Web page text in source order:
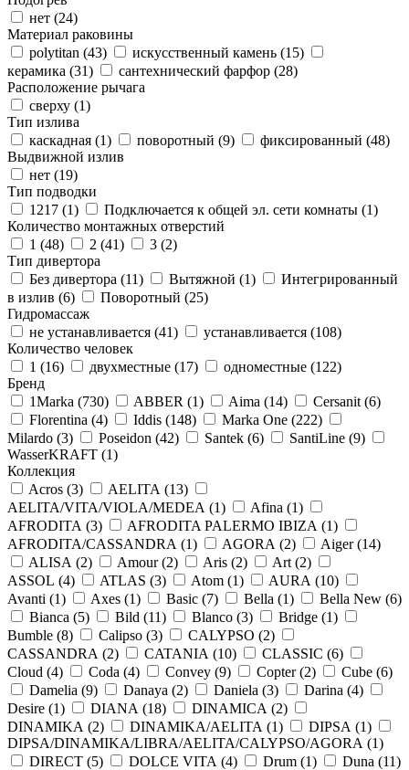
нет (24)
Материал раковины
polytitan (43) искусственный камень (15)
керамика (31) сантехнический фарфор (28)
Расположение рычага
сверху (1)
Тип излива
каскадная (1) поворотный (9) фиксированный (48)
Выдвижной излив
нет (19)
Тип подводки
1217 (1) Подключается к общей эл. сети комнаты (1)
Количество монтажных отверстий
1 (48) 2 (41) 3 (2)
Тип дивертора
Без дивертора (11) Вытяжной (1)
Интегрированный
в излив (6) Поворотный (25)
Гидромассаж
не устанавливается (41) устанавливается (108)
Количество человек
1 (16) двухместные (17) одноместные (122)
Бренд
1Marka (730) ABBER (1) Aima (14) Cersanit (6)
Florentina (4) Iddis (148) Marka One (222)
Milardo (3) Poseidon (42) Santek (6) SantiLine (9)
WasserKRAFT (1)
Коллекция
Acros (3) AELITA (13)
AELITA/VITA/VIOLA/MEDEA (1) Afina (1)
AFRODITA (3) AFRODITA PALERMO IBIZA (1)
AFRODITA/CASSANDRA (1) AGORA (2) Aiger (14)
ALISA (2) Amour (2) Aris (2) Art (2)
ASSOL (4) ATLAS (3) Atom (1) AURA (10)
Avanti (1) Axes (1) Basic (7) Bella (1) Bella New (6)
Bianca (5) Bild (11) Blanco (3) Bridge (1)
Bumble (8) Calipso (3) CALYPSO (2)
CASSANDRA (2) CATANIA (10) CLASSIC (6)
Cloud (4) Coda (4) Convey (9) Copter (2) Cube (6)
Damelia (9) Danaya (2) Daniela (3) Darina (4)
Desire (1) DIANA (18) DINAMICA (2)
DINAMIKA (2) DINAMIKA/AELITA (1) DIPSA (1)
DIPSA/DINAMIKA/LIBRA/AELITA/CALYPSO/AGORA (1)
DIRECT (5) DOLCE VITA (4) Drum (1) Duna (11)